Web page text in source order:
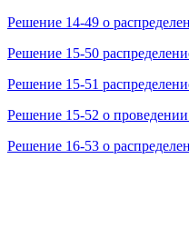
Решение 14-49 о
Решение 15-50
Решение 15-51
Решение 15-52 о
Решение 16-53 о